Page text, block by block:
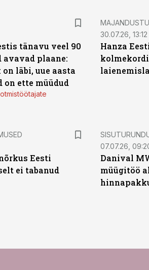
tänavu veel 90
plaane:
läbi, uue aasta
on ette müüdud
30.07.26, 13:12
Hanza
Eesti
ei tabanud
ST
07.07.26,
Danival
müügitöö